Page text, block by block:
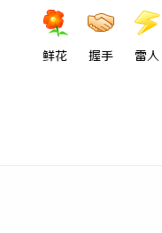
鲜花 握手 雷人